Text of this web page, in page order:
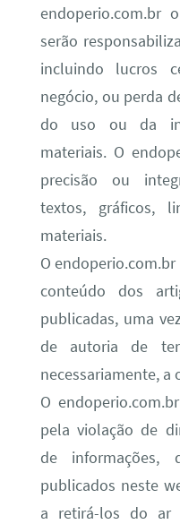
endoperio.com.br
serão
incluindo lucros
negócio, ou perda
do uso ou da
materiais. O
precisão ou
textos, gráficos,
materiais.
O
conteúdo dos
publicadas, uma
de autoria de
necessariamente, a
O
pela violação de
de informações,
publicados neste
a retirá-los do ar